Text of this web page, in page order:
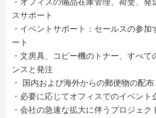
スサポート
・イベントサポート：セールスの参
ート
・文房具、コピー機のトナー、すべ
ンスと発注
・ 国内および海外からの郵便物の配
・必要に応じてオフィスでのイベント
・会社の急速な拡大に伴うプロジェク